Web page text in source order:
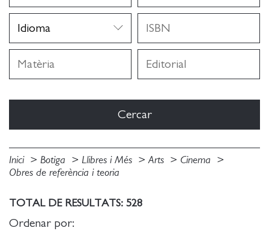
Inici Botiga Llibres i Més Arts
Cinema
Obres de referència i teoria
TOTAL DE RESULTATS: 528
Ordenar por: